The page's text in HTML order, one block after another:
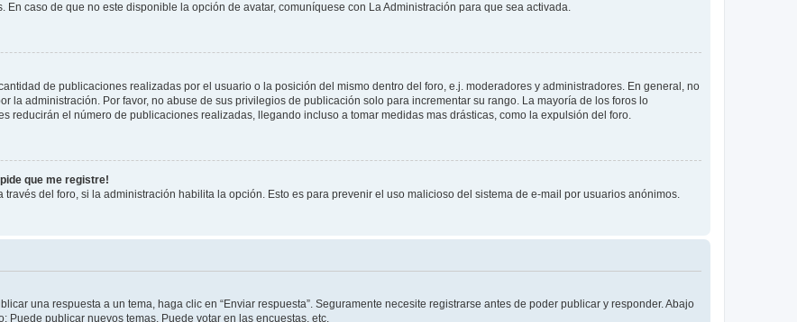
caso de que no este disponible la opción de avatar, comuníquese con La Administración para que sea activada.
de publicaciones realizadas por el usuario o la posición del mismo dentro del foro, e.j. moderadores y administradores. En general, no
la administración. Por favor, no abuse de sus privilegios de publicación solo para incrementar su rango. La mayoría de los foros lo
reducirán el número de publicaciones realizadas, llegando incluso a tomar medidas mas drásticas, como la expulsión del foro.
que me registre!
del foro, si la administración habilita la opción. Esto es para prevenir el uso malicioso del sistema de e-mail por usuarios anónimos.
una respuesta a un tema, haga clic en “Enviar respuesta”. Seguramente necesite registrarse antes de poder publicar y responder. Abajo
publicar nuevos temas, Puede votar en las encuestas, etc.